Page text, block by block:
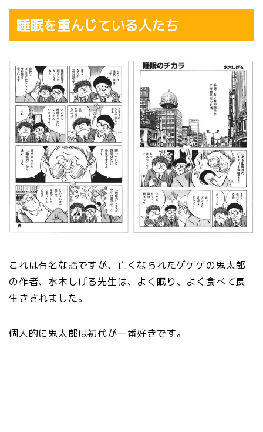
睡眠を重んじている人たち
これは有名な話ですが、亡くなられたゲゲゲの鬼太郎
の作者、水木しげる先生は、よく眠り、よく食べて長
生きされました。
個人的に鬼太郎は初代が一番好きです。